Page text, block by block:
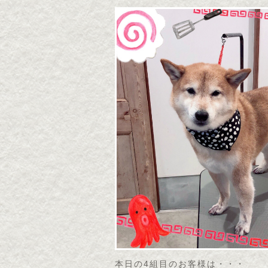
本日の4組目のお客様は・・・